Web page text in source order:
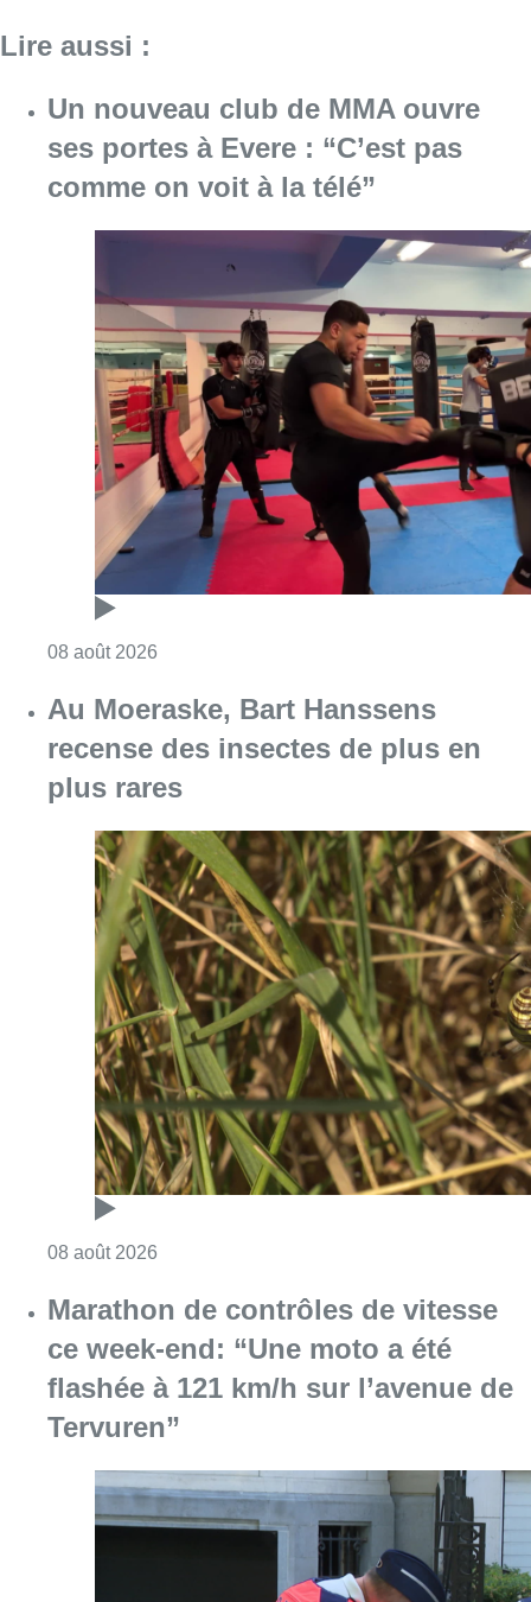
Lire aussi :
Un nouveau club de MMA ouvre
ses portes à Evere : “C’est pas
comme on voit à la télé”
08 août 2026
Au Moeraske, Bart Hanssens
recense des insectes de plus en
plus rares
08 août 2026
Marathon de contrôles de vitesse
ce week-end: “Une moto a été
flashée à 121 km/h sur l’avenue de
Tervuren”